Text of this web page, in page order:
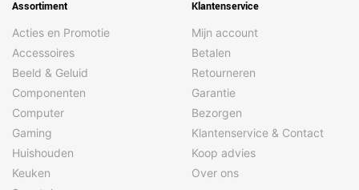
Assortiment
Acties en Promotie
Accessoires
Beeld & Geluid
Componenten
Computer
Gaming
Huishouden
Keuken
Klantenservice
Mijn account
Betalen
Retourneren
Garantie
Bezorgen
Klantenservice & Contact
Koop advies
Over ons